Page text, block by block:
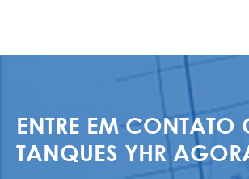
ENTRE EM
TANQUES YHR